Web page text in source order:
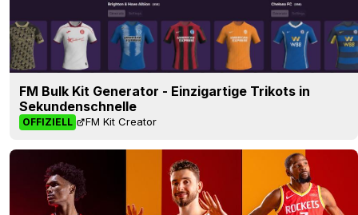
FM Bulk Kit Generator - Einzigartige Trikots in
Sekundenschnelle
OFFIZIELL FM Kit Creator